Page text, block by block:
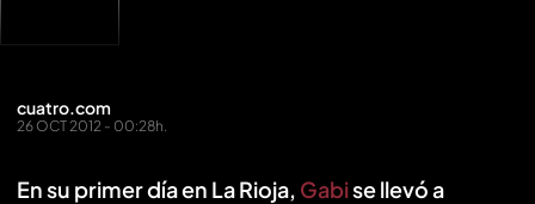
cuatro.com
26 OCT 2012 - 00:28h.
En su primer día en La Rioja, Gabise llevó a